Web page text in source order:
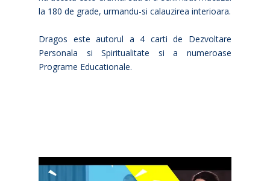
la 180 de grade, urmandu-si calauzirea interioara.
Dragos este autorul a 4 carti de Dezvoltare
Personala si Spiritualitate si a numeroase
Programe Educationale.